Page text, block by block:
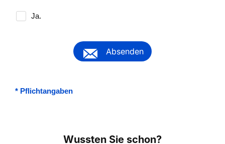
Ja.
Absenden
* Pflichtangaben
Wussten Sie schon?